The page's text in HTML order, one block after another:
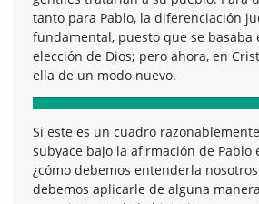
tanto para Pablo, la diferenciación
fundamental, puesto que se basaba
elección de Dios; pero ahora, en
ella de un modo nuevo.
Si este es un cuadro
subyace bajo la afirmación de Pablo
¿cómo debemos entenderla
debemos aplicarle de alguna